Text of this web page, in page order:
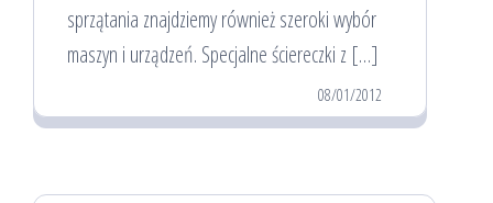
sprzątania znajdziemy również szeroki wybór
maszyn i urządzeń. Specjalne ściereczki z […]
08/01/2012